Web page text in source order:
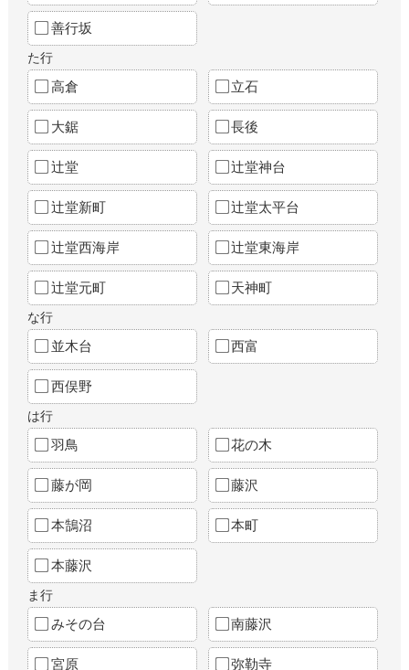
善行坂
た行
高倉 立石
大鋸 長後
辻堂 辻堂神台
辻堂新町 辻堂太平台
辻堂西海岸 辻堂東海岸
辻堂元町 天神町
な行
並木台 西富
西俣野
は行
羽鳥 花の木
藤が岡 藤沢
本鵠沼 本町
本藤沢
ま行
みその台 南藤沢
宮原 弥勒寺